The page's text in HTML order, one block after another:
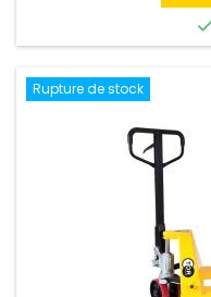
Rupture de stock